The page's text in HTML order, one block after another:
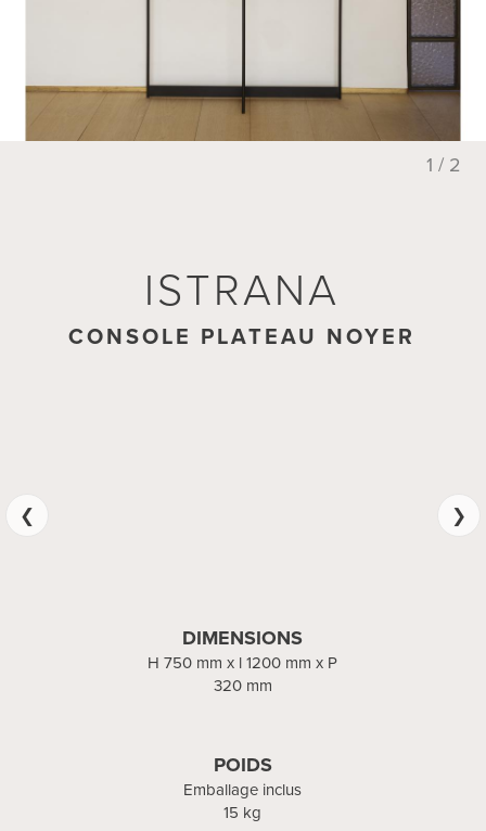
1 / 2
ISTRANA
CONSOLE PLATEAU NOYER
DIMENSIONS
H 750 mm x l 1200 mm x P
320 mm
POIDS
Emballage inclus
15 kg
ISTRANA
CONSOLE PLATEAU MARBRE
DIMENSIONS
H 750 mm x l 1200 mm x P
320 mm
POIDS
Emballage inclus
29 kg